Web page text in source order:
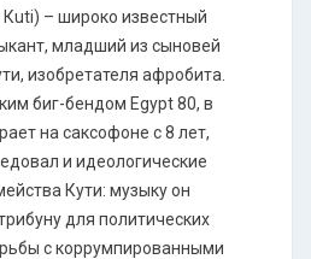
– широко известный
младший из сыновей
изобретателя афробита.
биг-бендом Еgурt 80, в
на саксофоне с 8 лет,
и идеологические
Кути: музыку он
для политических
с коррумпированными